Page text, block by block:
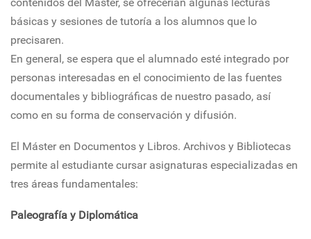
básicas y sesiones de tutoría a los alumnos que lo
precisaren.
En general, se espera que el alumnado esté integrado por
personas interesadas en el conocimiento de las fuentes
documentales y bibliográficas de nuestro pasado, así
como en su forma de conservación y difusión.
El Máster en Documentos y Libros. Archivos y Bibliotecas
permite al estudiante cursar asignaturas especializadas en
tres áreas fundamentales:
Paleografía y Diplomática